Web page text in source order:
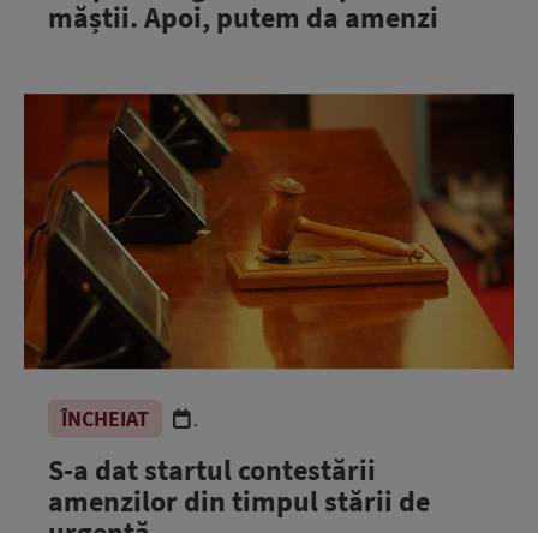
măștii. Apoi, putem da amenzi
ÎNCHEIAT .
S-a dat startul contestării
amenzilor din timpul stării de